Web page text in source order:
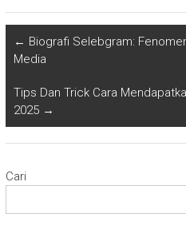
← Biografi Selebgram:
Media
Tips Dan Trick Cara
2025 →
Cari